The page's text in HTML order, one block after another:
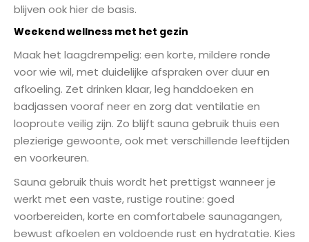
blijven ook hier de basis.
Weekend wellness met het gezin
Maak het laagdrempelig: een korte, mildere ronde
voor wie wil, met duidelijke afspraken over duur en
afkoeling. Zet drinken klaar, leg handdoeken en
badjassen vooraf neer en zorg dat ventilatie en
looproute veilig zijn. Zo blijft sauna gebruik thuis een
plezierige gewoonte, ook met verschillende leeftijden
en voorkeuren.
Sauna gebruik thuis wordt het prettigst wanneer je
werkt met een vaste, rustige routine: goed
voorbereiden, korte en comfortabele saunagangen,
bewust afkoelen en voldoende rust en hydratatie. Kies